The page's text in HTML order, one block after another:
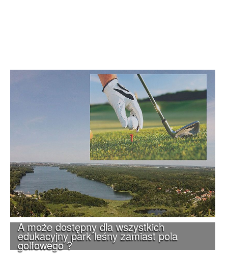
A może dostępny dla wszystkich
edukacyjny park leśny zamiast pola
golfowego ?